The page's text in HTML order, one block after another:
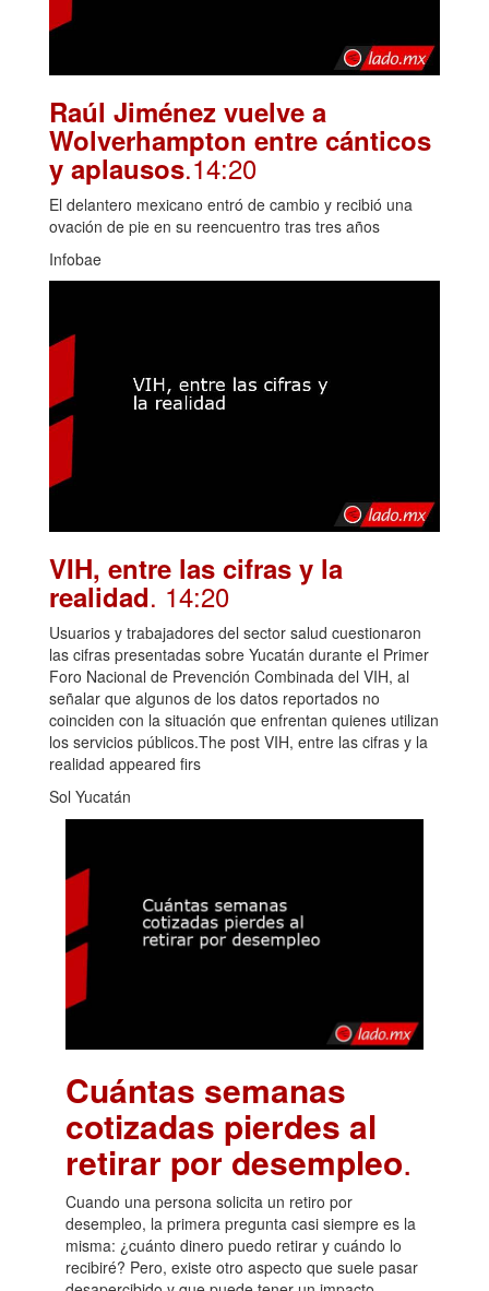
Raúl Jiménez vuelve a
Wolverhampton entre cánticos
y aplausos.14:20
El delantero mexicano entró de cambio y recibió una
ovación de pie en su reencuentro tras tres años
Infobae
VIH, entre las cifras y la
realidad. 14:20
Usuarios y trabajadores del sector salud cuestionaron
las cifras presentadas sobre Yucatán durante el Primer
Foro Nacional de Prevención Combinada del VIH, al
señalar que algunos de los datos reportados no
coinciden con la situación que enfrentan quienes utilizan
los servicios públicos.The post VIH, entre las cifras y la
realidad appeared firs
Sol Yucatán
Cuántas semanas
cotizadas pierdes al
retirar por desempleo.
Cuando una persona solicita un retiro por
desempleo, la primera pregunta casi siempre es la
misma: ¿cuánto dinero puedo retirar y cuándo lo
recibiré? Pero, existe otro aspecto que suele pasar